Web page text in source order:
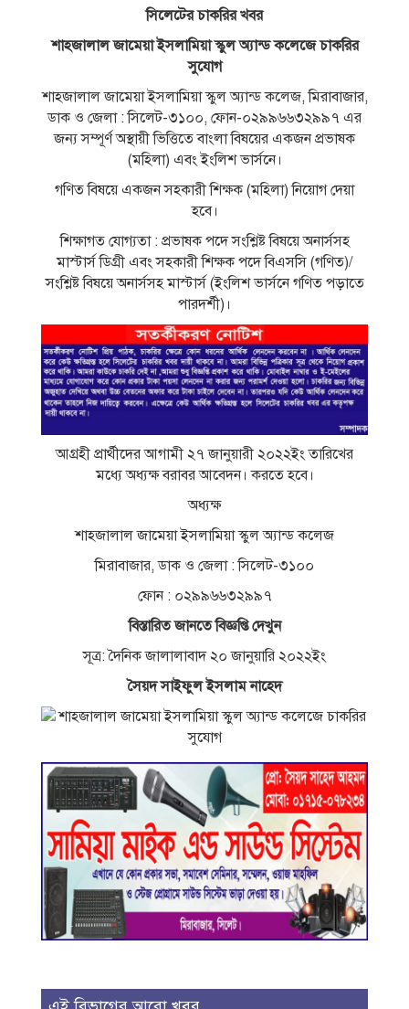
সিলেটের চাকরির খবর
শাহজালাল জামেয়া ইসলামিয়া স্কুল অ্যান্ড কলেজে চাকরির
সুযোগ
শাহজালাল জামেয়া ইসলামিয়া স্কুল অ্যান্ড কলেজ, মিরাবাজার,
ডাক ও জেলা : সিলেট-৩১০০, ফোন-০২৯৯৬৬৩২৯৯৭ এর
জন্য সম্পূর্ণ অস্থায়ী ভিত্তিতে বাংলা বিষয়ের একজন প্রভাষক
(মহিলা) এবং ইংলিশ ভার্সনে।
গণিত বিষয়ে একজন সহকারী শিক্ষক (মহিলা) নিয়ােগ দেয়া
হবে।
শিক্ষাগত যােগ্যতা : প্রভাষক পদে সংশ্লিষ্ট বিষয়ে অনার্সসহ
মাস্টার্স ডিগ্রী এবং সহকারী শিক্ষক পদে বিএসসি (গণিত)/
সংশ্লিষ্ট বিষয়ে অনার্সসহ মাস্টার্স (ইংলিশ ভার্সনে গণিত পড়াতে
পারদর্শী)।
আগ্রহী প্রার্থীদের আগামী ২৭ জানুয়ারী ২০২২ইং তারিখের
মধ্যে অধ্যক্ষ বরাবর আবেদন। করতে হবে।
অধ্যক্ষ
শাহজালাল জামেয়া ইসলামিয়া স্কুল অ্যান্ড কলেজ
মিরাবাজার, ডাক ও জেলা : সিলেট-৩১০০
ফোন : ০২৯৯৬৬৩২৯৯৭
বিস্তারিত জানতে বিজ্ঞপ্তি দেখুন
সূত্র: দৈনিক জালালাবাদ ২০ জানুয়ারি ২০২২ইং
সৈয়দ সাইফুল ইসলাম নাহেদ